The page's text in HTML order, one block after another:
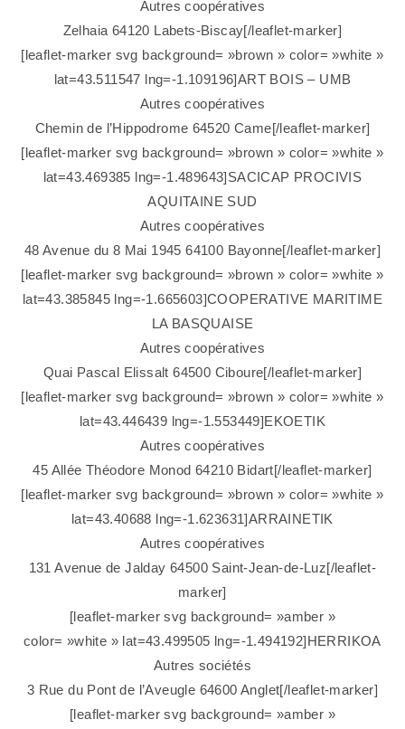
Autres coopératives
Zelhaia 64120 Labets-Biscay[/leaflet-marker]
[leaflet-marker svg background= »brown » color= »white »
lat=43.511547 lng=-1.109196]ART BOIS – UMB
Autres coopératives
Chemin de l’Hippodrome 64520 Came[/leaflet-marker]
[leaflet-marker svg background= »brown » color= »white »
lat=43.469385 lng=-1.489643]SACICAP PROCIVIS
AQUITAINE SUD
Autres coopératives
48 Avenue du 8 Mai 1945 64100 Bayonne[/leaflet-marker]
[leaflet-marker svg background= »brown » color= »white »
lat=43.385845 lng=-1.665603]COOPERATIVE MARITIME
LA BASQUAISE
Autres coopératives
Quai Pascal Elissalt 64500 Ciboure[/leaflet-marker]
[leaflet-marker svg background= »brown » color= »white »
lat=43.446439 lng=-1.553449]EKOETIK
Autres coopératives
45 Allée Théodore Monod 64210 Bidart[/leaflet-marker]
[leaflet-marker svg background= »brown » color= »white »
lat=43.40688 lng=-1.623631]ARRAINETIK
Autres coopératives
131 Avenue de Jalday 64500 Saint-Jean-de-Luz[/leaflet-
marker]
[leaflet-marker svg background= »amber »
color= »white » lat=43.499505 lng=-1.494192]HERRIKOA
Autres sociétés
3 Rue du Pont de l’Aveugle 64600 Anglet[/leaflet-marker]
[leaflet-marker svg background= »amber »